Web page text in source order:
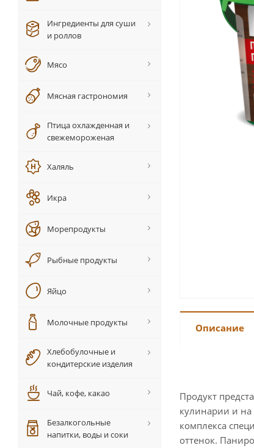
Описание
Продукт
кулинарии и на
комплекса
оттенок.
Ингредиенты для суши
и роллов
Мясо
Мясная гастрономия
Птица охлажденная и
свежемороженая
Халяль
Икра
Морепродукты
Рыбные продукты
Яйцо
Молочные продукты
Хлебобулочные и
кондитерские изделия
Чай, кофе, какао
Безалкогольные
напитки, воды и соки